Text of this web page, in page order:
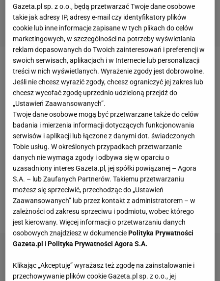
Zobacz wideo
We wtorek rozpoczęła się faza play-off Ligi
Mistrzów. W niej rywalizują także reprezentanci
Polski.Jakub Moderi jegoFeyenoordRotterdam
wygrali 1:0 zMilanempo golu Igora Paixao, a sam
Polak został bardzo wysoko oceniony przez
holenderskie i włoskie media. "Zwinny w swoich
ruchach. Miał wiele przechwytów i za każdym razem
wybierał najbardziej funkcjonalne rozwiązanie dla
zespołu. Świetna wydajność" - czytamy.
Gazeta.pl sp. z o.o., będą przetwarzać Twoje dane osobowe
takie jak adresy IP, adresy e-mail czy identyfikatory plików
cookie lub inne informacje zapisane w tych plikach do celów
marketingowych, w szczególności na potrzeby wyświetlania
reklam dopasowanych do Twoich zainteresowań i preferencji w
swoich serwisach, aplikacjach i w Internecie lub personalizacji
treści w nich wyświetlanych. Wyrażenie zgody jest dobrowolne.
Jeśli nie chcesz wyrazić zgody, chcesz ograniczyć jej zakres lub
chcesz wycofać zgodę uprzednio udzieloną przejdź do
„Ustawień Zaawansowanych”.
Twoje dane osobowe mogą być przetwarzane także do celów
badania i mierzenia informacji dotyczących funkcjonowania
serwisów i aplikacji lub łączone z danymi dot. świadczonych
Tobie usług. W określonych przypadkach przetwarzanie
danych nie wymaga zgody i odbywa się w oparciu o
uzasadniony interes Gazeta.pl, jej spółki powiązanej – Agora
S.A. – lub Zaufanych Partnerów. Takiemu przetwarzaniu
możesz się sprzeciwić, przechodząc do „Ustawień
Zaawansowanych” lub przez kontakt z administratorem – w
zależności od zakresu sprzeciwu i podmiotu, wobec którego
jest kierowany. Więcej informacji o przetwarzaniu danych
osobowych znajdziesz w dokumenciePolityka Prywatności
Gazeta.pl iPolityka Prywatności Agora S.A.
Klikając „Akceptuję” wyrażasz też zgodę na zainstalowanie i
przechowywanie plików cookie Gazeta.pl sp. z o.o., jej